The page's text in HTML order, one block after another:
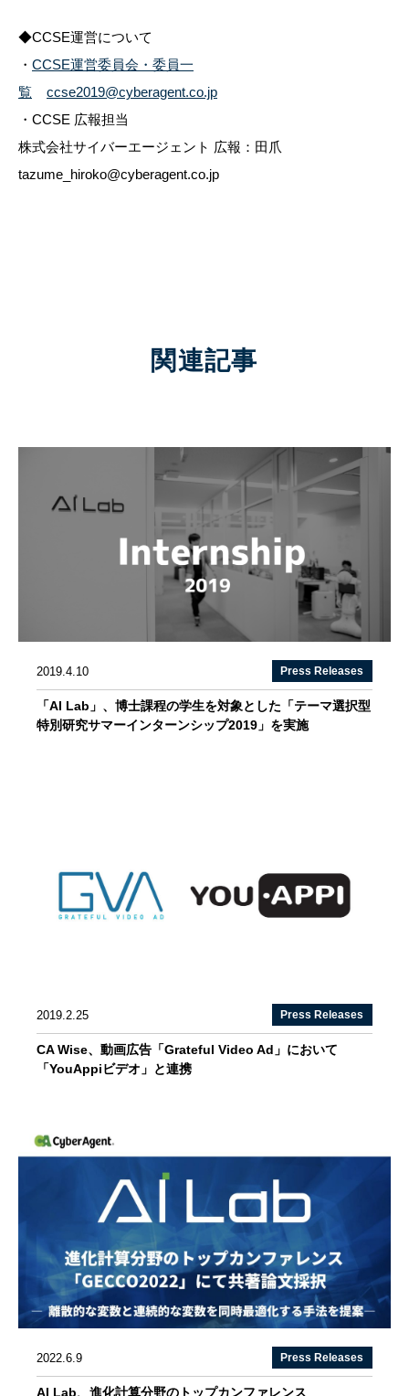
◆CCSE運営について
・ CCSE運営委員会・委員一
覧
ccse2019@cyberagent.co.jp
・CCSE 広報担当
株式会社サイバーエージェント 広報：田爪
tazume_hiroko@cyberagent.co.jp
関連記事
2019.4.10 Press Releases
「AI Lab」、博士課程の学生を対象とした「テーマ選択型
特別研究サマーインターンシップ2019」を実施
2019.2.25 Press Releases
CA Wise、動画広告「Grateful Video Ad」において
「YouAppiビデオ」と連携
2022.6.9 Press Releases
AI Lab、進化計算分野のトップカンファレンス